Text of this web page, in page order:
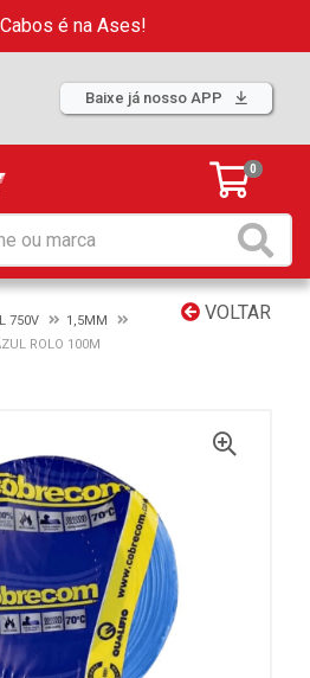
é na Ases!
Baixe já nosso APP
0
VOLTAR
750V
1,5MM
ROLO 100M